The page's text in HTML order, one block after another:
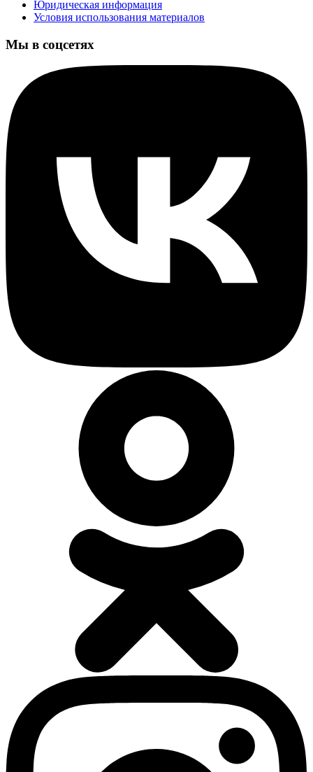
Юридическая информация
Условия использования материалов
Мы в соцсетях